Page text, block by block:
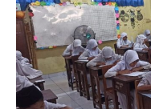
Pertama,
AMI
Al
Khoiriyyah